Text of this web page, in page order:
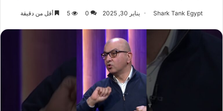
Shark Tank Egypt يناير 30, 2025 0
5 أقل من دقيقة